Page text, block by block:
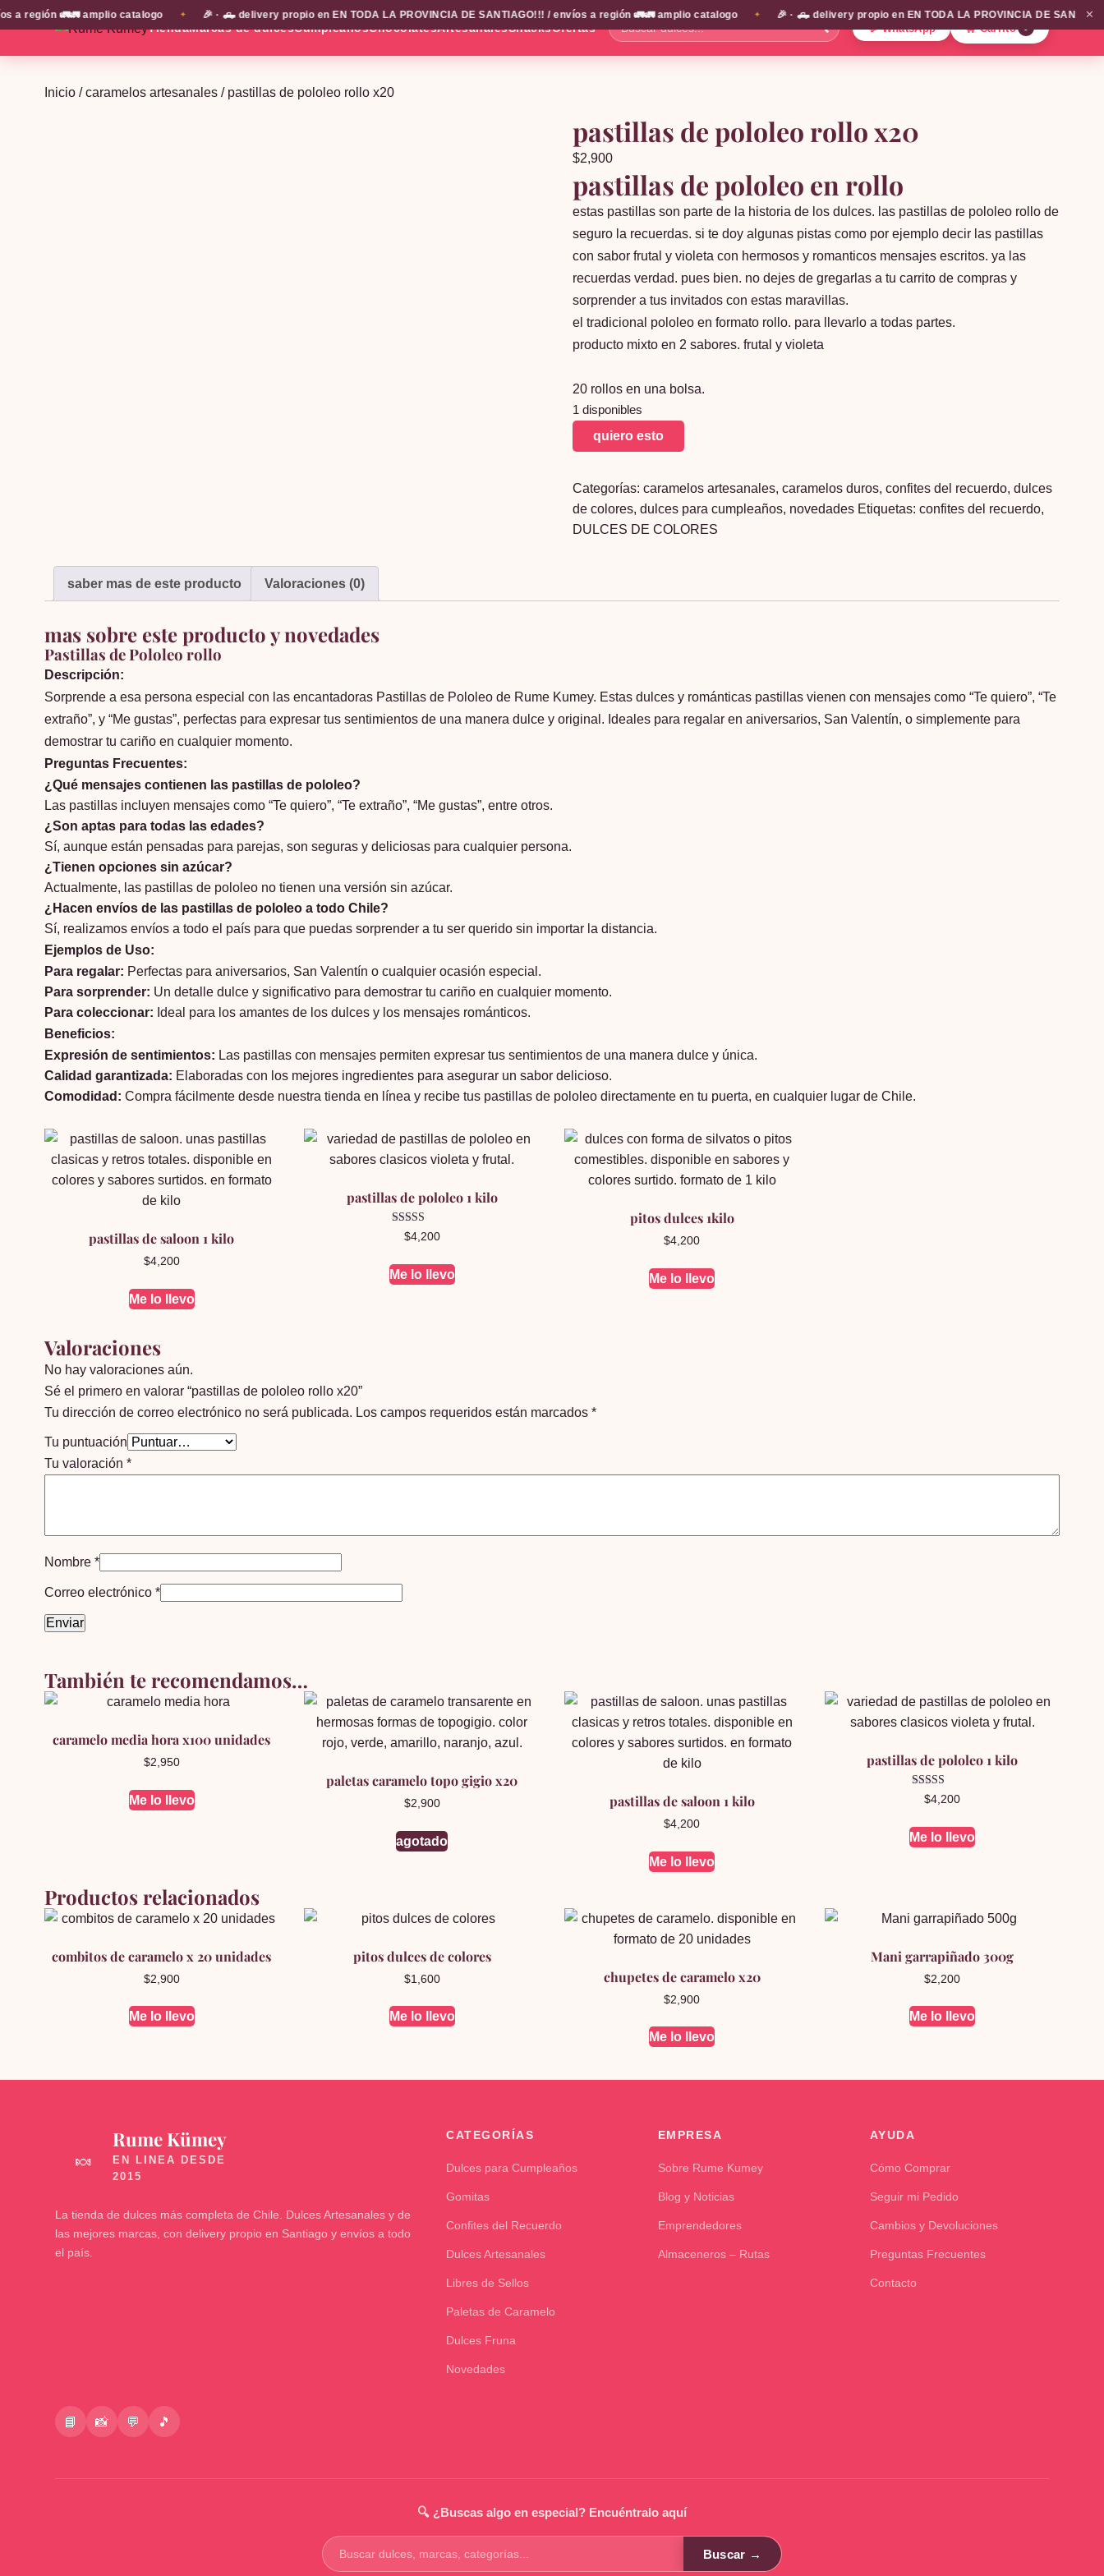
🚛🚛 amplio catalogo ✦ 🎉 · 🛻 delivery propio en EN TODA LA PROVINCIA DE SANTIAGO!!! / envíos a región 🚛🚛 amplio catalogo ✦ 🎉 · 🛻 delivery propio en EN TODA LA PROVINCIA DE SANTIAGO!!! /
✕
TiendaMarcas de dulcesCumpleañosChocolatesArtesanalesSnacksOfertas
Buscar
dulces...
🔍 💬 WhatsApp 🛒 Carrito
Inicio/caramelos artesanales/ pastillas de pololeo rollo x20
pastillas de pololeo rollo x20
$2,900
pastillas de pololeo en rollo
estas pastillas son parte de la historia de los dulces. las pastillas de pololeo rollo de
seguro la recuerdas. si te doy algunas pistas como por ejemplo decir las pastillas
con sabor frutal y violeta con hermosos y romanticos mensajes escritos. ya las
recuerdas verdad. pues bien. no dejes de gregarlas a tu carrito de compras y
sorprender a tus invitados con estas maravillas.
el tradicional pololeo en formato rollo. para llevarlo a todas partes.
producto mixto en 2 sabores. frutal y violeta
20 rollos en una bolsa.
1 disponibles
pastillas
de
rollo
x20
cantidad
quiero esto
Categorías: caramelos artesanales, caramelos duros, confites del recuerdo, dulces
de colores, dulces para cumpleaños, novedades Etiquetas: confites del recuerdo,
DULCES DE COLORES
saber mas de este producto Valoraciones (0)
mas sobre este producto y novedades
Pastillas de Pololeo rollo
Descripción:
Sorprende a esa persona especial con las encantadoras Pastillas de Pololeo de Rume Kumey. Estas dulces y románticas pastillas vienen con mensajes como “Te quiero”, “Te
extraño”, y “Me gustas”, perfectas para expresar tus sentimientos de una manera dulce y original. Ideales para regalar en aniversarios, San Valentín, o simplemente para
demostrar tu cariño en cualquier momento.
Preguntas Frecuentes:
¿Qué mensajes contienen las pastillas de pololeo?
Las pastillas incluyen mensajes como “Te quiero”, “Te extraño”, “Me gustas”, entre otros.
¿Son aptas para todas las edades?
Sí, aunque están pensadas para parejas, son seguras y deliciosas para cualquier persona.
¿Tienen opciones sin azúcar?
Actualmente, las pastillas de pololeo no tienen una versión sin azúcar.
¿Hacen envíos de las pastillas de pololeo a todo Chile?
Sí, realizamos envíos a todo el país para que puedas sorprender a tu ser querido sin importar la distancia.
Ejemplos de Uso:
Para regalar: Perfectas para aniversarios, San Valentín o cualquier ocasión especial.
Para sorprender: Un detalle dulce y significativo para demostrar tu cariño en cualquier momento.
Para coleccionar: Ideal para los amantes de los dulces y los mensajes románticos.
Beneficios:
Expresión de sentimientos: Las pastillas con mensajes permiten expresar tus sentimientos de una manera dulce y única.
Calidad garantizada: Elaboradas con los mejores ingredientes para asegurar un sabor delicioso.
Comodidad: Compra fácilmente desde nuestra tienda en línea y recibe tus pastillas de pololeo directamente en tu puerta, en cualquier lugar de Chile.
pastillas de saloon 1 kilo
$4,200
Me lo llevo
pastillas de pololeo 1 kilo
Valorado en
5.00
$4,200
Me lo llevo
pitos dulces 1kilo
$4,200
Me lo llevo
Valoraciones
No hay valoraciones aún.
Sé el primero en valorar “pastillas de pololeo rollo x20”
Tu dirección de correo electrónico no será publicada. Los campos requeridos están marcados *
Tu puntuación
Tu valoración *
Nombre *
Correo electrónico *
También te recomendamos…
caramelo media hora x100 unidades
$2,950
Me lo llevo
paletas caramelo topo gigio x20
$2,900
agotado
pastillas de saloon 1 kilo
$4,200
Me lo llevo
pastillas de pololeo 1 kilo
Valorado en
5.00
$4,200
Me lo llevo
Productos relacionados
combitos de caramelo x 20 unidades
$2,900
Me lo llevo
pitos dulces de colores
$1,600
Me lo llevo
chupetes de caramelo x20
$2,900
Me lo llevo
Mani garrapiñado 300g
$2,200
Me lo llevo
🍬
Rume Kümey
La tienda de dulces más completa de Chile. Dulces Artesanales y de
las mejores marcas, con delivery propio en Santiago y envíos a todo
el país.
📘 📸 💬 🎵
CATEGORÍAS
Dulces para Cumpleaños
Gomitas
Confites del Recuerdo
Dulces Artesanales
Libres de Sellos
Paletas de Caramelo
Dulces Fruna
Novedades
EMPRESA
Sobre Rume Kumey
Blog y Noticias
Emprendedores
Almaceneros – Rutas
AYUDA
Cómo Comprar
Seguir mi Pedido
Cambios y Devoluciones
Preguntas Frecuentes
Contacto
🔍 ¿Buscas algo en especial? Encuéntralo aquí
Buscar
productos
Buscar →